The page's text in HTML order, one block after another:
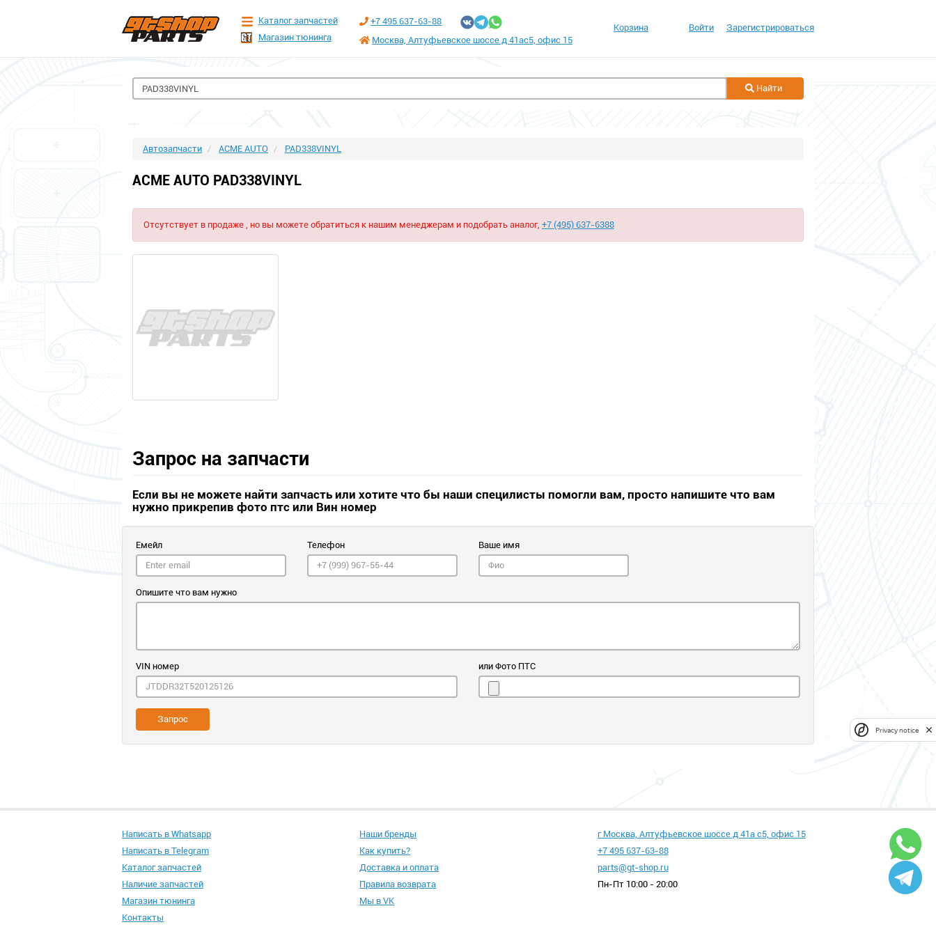
Каталог запчастей
Магазин тюнинга
+7 495 637-63-88
Москва, Алтуфьевское шоссе д 41ас5, офис 15
Корзина Войти Зарегистрироваться
Найти
Автозапчасти ACME AUTO PAD338VINYL
ACME AUTO PAD338VINYL
Отсутствует в продаже , но вы можете обратиться к нашим менеджерам и подобрать аналог, +7 (495) 637-6388
Запрос на запчасти
Если вы не можете найти запчасть или хотите что бы наши специлисты помогли вам, просто напишите что вам
нужно прикрепив фото птс или Вин номер
Емейл Телефон Ваше имя
Опишите что вам нужно
VIN номер или Фото ПТС
Запрос
Написать в Whatsapp
Написать в Telegram
Каталог запчастей
Наличие запчастей
Магазин тюнинга
Контакты
Наши бренды
Как купить?
Доставка и оплата
Правила возврата
Мы в VK
г Москва, Алтуфьевское шоссе д 41а с5, офис 15
+7 495 637-63-88
parts@gt-shop.ru
Пн-Пт 10:00 - 20:00
Privacy notice